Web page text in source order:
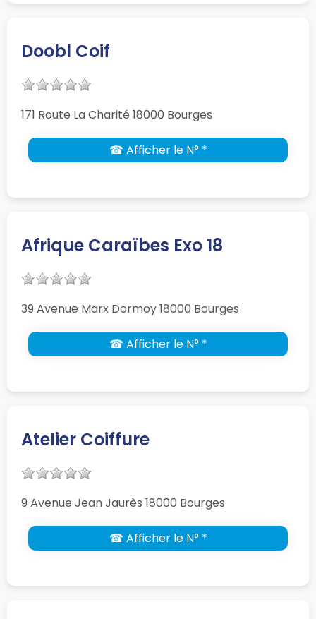
Doobl Coif
171 Route La Charité 18000 Bourges
☎ Afficher le N° *
Afrique Caraïbes Exo 18
39 Avenue Marx Dormoy 18000 Bourges
☎ Afficher le N° *
Atelier Coiffure
9 Avenue Jean Jaurès 18000 Bourges
☎ Afficher le N° *